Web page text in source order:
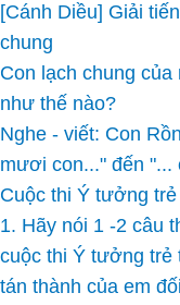
[Cánh Diều] Giải
chung
Con lạch chung
như thế nào?
Nghe - viết: Con
mươi con..." đến "...
Cuộc thi Ý tưởng
1. Hãy nói 1 -2 câu
cuộc thi Ý tưởng trẻ
tán thành của em